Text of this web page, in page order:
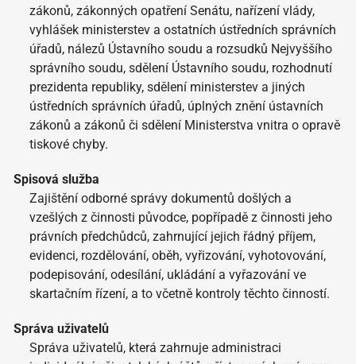
zákonů, zákonných opatření Senátu, nařízení vlády,
vyhlášek ministerstev a ostatních ústředních správních
úřadů, nálezů Ústavního soudu a rozsudků Nejvyššího
správního soudu, sdělení Ústavního soudu, rozhodnutí
prezidenta republiky, sdělení ministerstev a jiných
ústředních správních úřadů, úplných znění ústavních
zákonů a zákonů či sdělení Ministerstva vnitra o opravě
tiskové chyby.
Spisová služba
Zajištění odborné správy dokumentů došlých a
vzešlých z činnosti původce, popřípadě z činnosti jeho
právních předchůdců, zahrnující jejich řádný příjem,
evidenci, rozdělování, oběh, vyřizování, vyhotovování,
podepisování, odesílání, ukládání a vyřazování ve
skartačním řízení, a to včetně kontroly těchto činností.
Správa uživatelů
Správa uživatelů, která zahrnuje administraci